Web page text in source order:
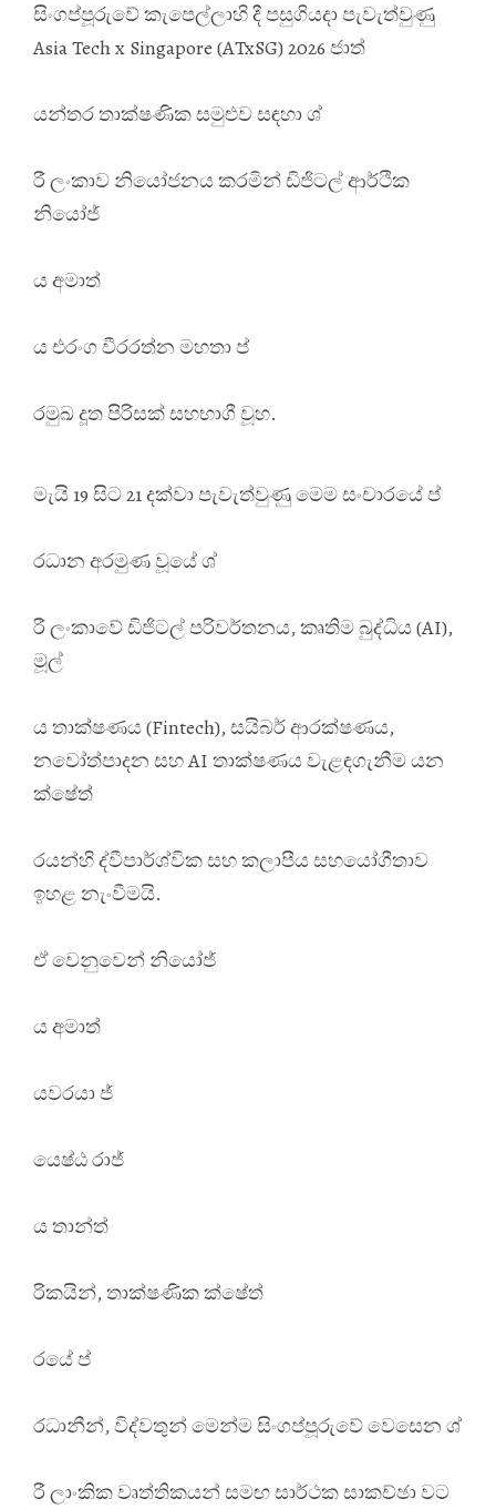
සිංගප්පූරුවේ කැපෙල්ලාහි දී පසුගියදා පැවැත්වුණු
Asia Tech x Singapore (ATxSG) 2026 ජාත්
යන්තර තාක්ෂණික සමුළුව සඳහා ශ්
රී ලංකාව නියෝජනය කරමින් ඩිජිටල් ආර්ථික
නියෝජ්
ය අමාත්
ය එරංග වීරරත්න මහතා ප්
රමුඛ දූත පිරිසක් සහභාගී වූහ.
මැයි 19 සිට 21 දක්වා පැවැත්වුණු මෙම සංචාරයේ ප්
රධාන අරමුණ වූයේ ශ්
රී ලංකාවේ ඩිජිටල් පරිවර්තනය, කෘතිම බුද්ධිය (AI),
මූල්
ය තාක්ෂණය (Fintech), සයිබර් ආරක්ෂණය,
නවෝත්පාදන සහ AI තාක්ෂණය වැළඳගැනීම යන
ක්ෂේත්
රයන්හි ද්වීපාර්ශ්වික සහ කලාපීය සහයෝගීතාව
ඉහළ නැංවීමයි.
ඒ වෙනුවෙන් නියෝජ්
ය අමාත්
යවරයා ජ්
යෙෂ්ඨ රාජ්
ය තාන්ත්
රිකයින්, තාක්ෂණික ක්ෂේත්
රයේ ප්
රධානීන්, විද්වතුන් මෙන්ම සිංගප්පූරුවේ වෙසෙන ශ්
රී ලාංකික වෘත්තිකයන් සමඟ සාර්ථක සාකච්ඡා වට